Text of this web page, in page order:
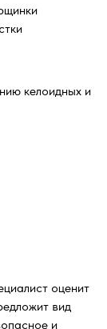
келоидных и
оценит
вид
и